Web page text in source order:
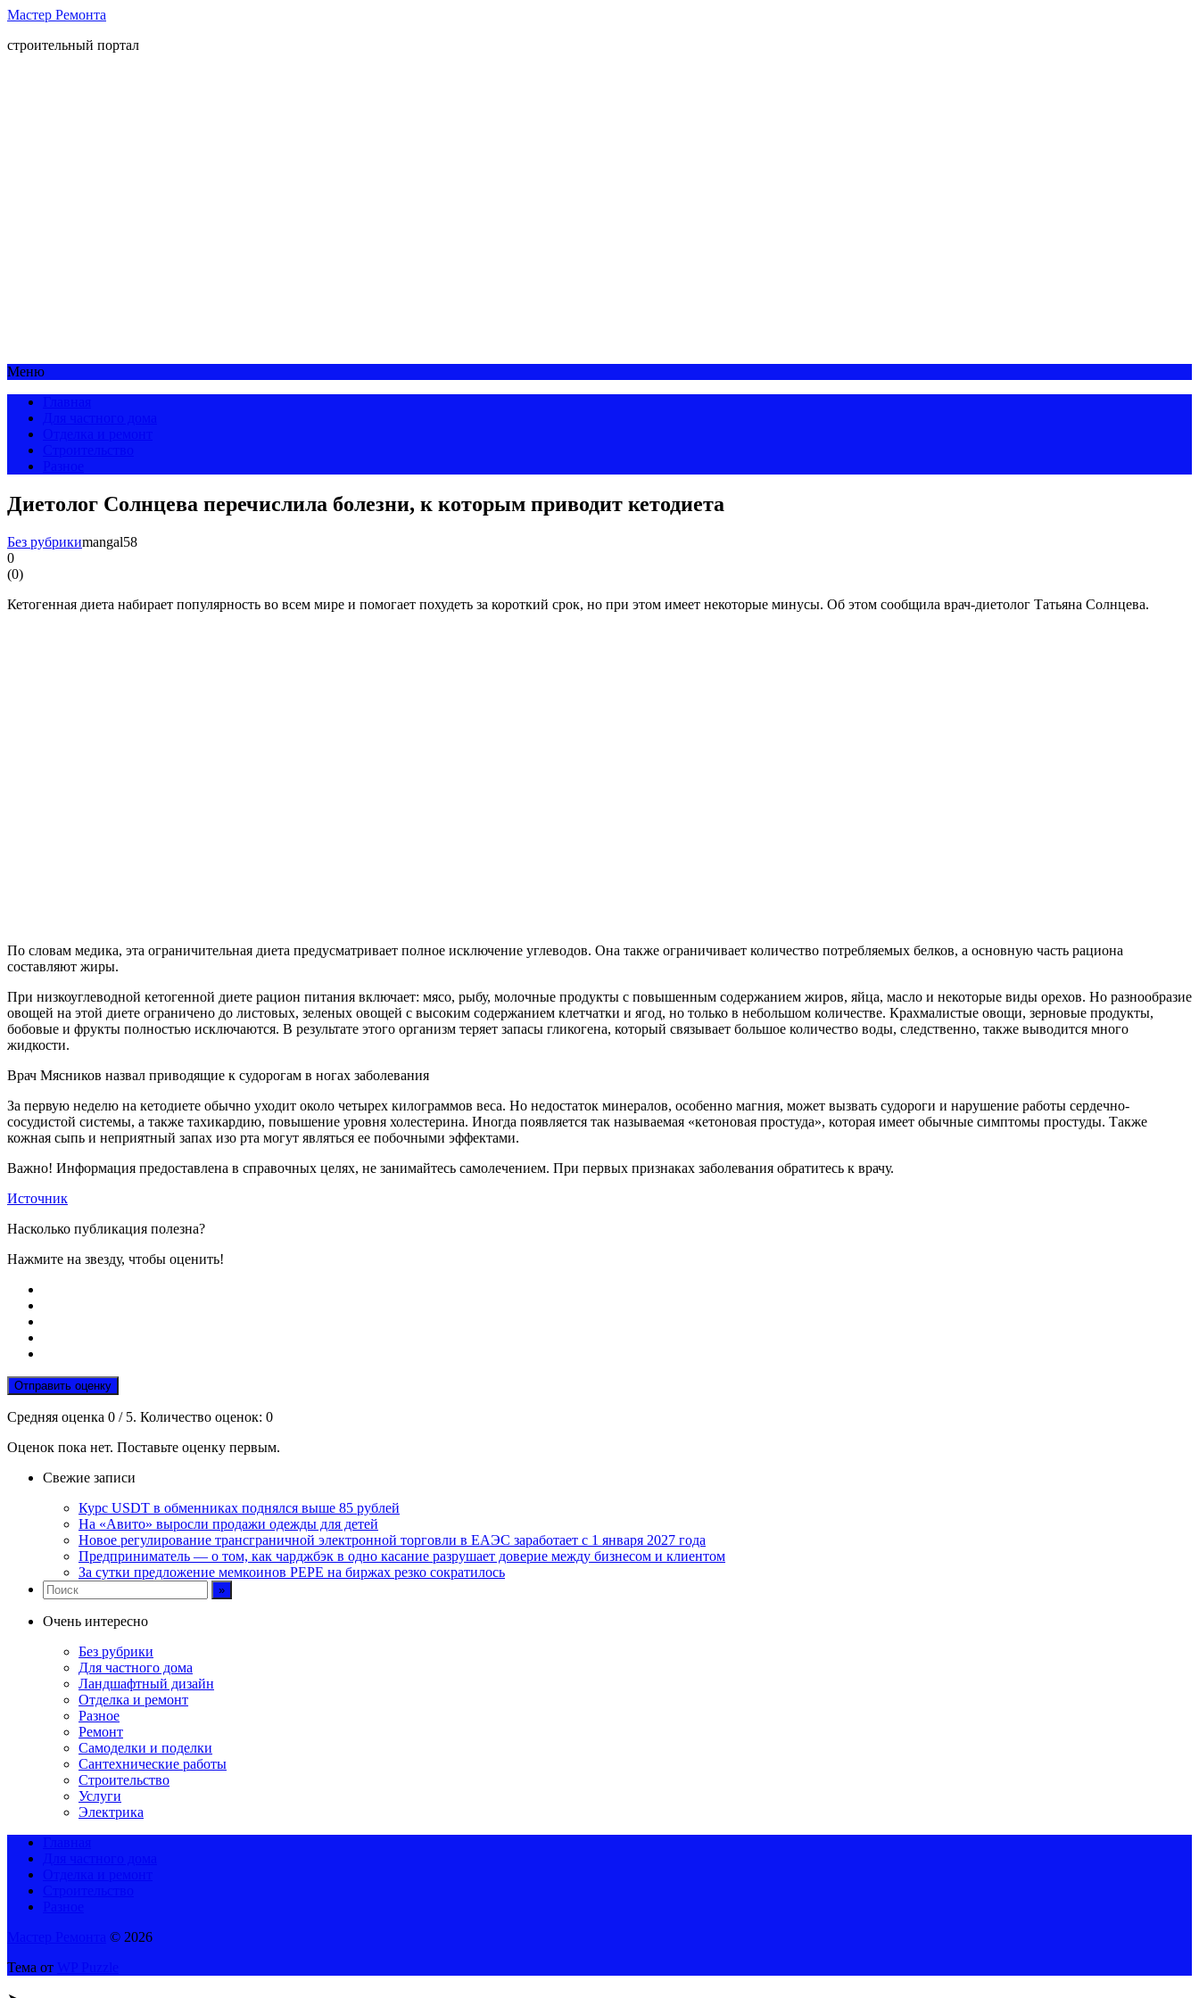
Мастер Ремонта
строительный портал
Меню
Диетолог Солнцева перечислила болезни, к которым приводит кетодиета
Без рубрикиmangal58
0
(0)
Кетогенная диета набирает популярность во всем мире и помогает похудеть за короткий срок, но при этом имеет некоторые минусы. Об этом сообщила врач-диетолог Татьяна Солнцева.
По словам медика, эта ограничительная диета предусматривает полное исключение углеводов. Она также ограничивает количество потребляемых белков, а основную часть рациона
составляют жиры.
При низкоуглеводной кетогенной диете рацион питания включает: мясо, рыбу, молочные продукты с повышенным содержанием жиров, яйца, масло и некоторые виды орехов. Но разнообразие
овощей на этой диете ограничено до листовых, зеленых овощей с высоким содержанием клетчатки и ягод, но только в небольшом количестве. Крахмалистые овощи, зерновые продукты,
бобовые и фрукты полностью исключаются. В результате этого организм теряет запасы гликогена, который связывает большое количество воды, следственно, также выводится много
жидкости.
Врач Мясников назвал приводящие к судорогам в ногах заболевания
За первую неделю на кетодиете обычно уходит около четырех килограммов веса. Но недостаток минералов, особенно магния, может вызвать судороги и нарушение работы сердечно-
сосудистой системы, а также тахикардию, повышение уровня холестерина. Иногда появляется так называемая «кетоновая простуда», которая имеет обычные симптомы простуды. Также
кожная сыпь и неприятный запах изо рта могут являться ее побочными эффектами.
Важно! Информация предоставлена в справочных целях, не занимайтесь самолечением. При первых признаках заболевания обратитесь к врачу.
Источник
Насколько публикация полезна?
Нажмите на звезду, чтобы оценить!
Отправить оценку
Средняя оценка 0 / 5. Количество оценок: 0
Оценок пока нет. Поставьте оценку первым.
Свежие записи
Курс USDT в обменниках поднялся выше 85 рублей
На «Авито» выросли продажи одежды для детей
Новое регулирование трансграничной электронной торговли в ЕАЭС заработает с 1 января 2027 года
Предприниматель — о том, как чарджбэк в одно касание разрушает доверие между бизнесом и клиентом
За сутки предложение мемкоинов PEPE на биржах резко сократилось
Очень интересно
Без рубрики
Для частного дома
Ландшафтный дизайн
Отделка и ремонт
Разное
Ремонт
Самоделки и поделки
Сантехнические работы
Строительство
Услуги
Электрика
© 2026
Тема от